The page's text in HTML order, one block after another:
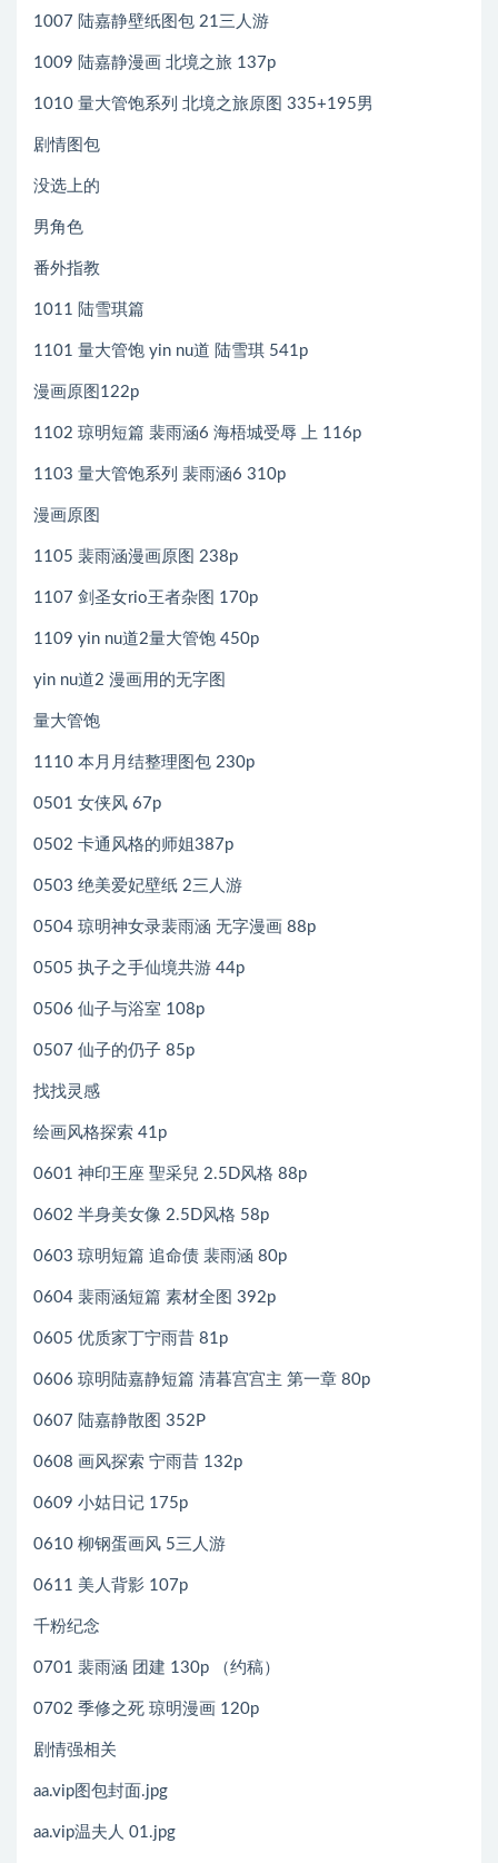
1007 陆嘉静壁纸图包 21三人游
1009 陆嘉静漫画 北境之旅 137p
1010 量大管饱系列 北境之旅原图 335+195男
剧情图包
没选上的
男角色
番外指教
1011 陆雪琪篇
1101 量大管饱 yin nu道 陆雪琪 541p
漫画原图122p
1102 琼明短篇 裴雨涵6 海梧城受辱 上 116p
1103 量大管饱系列 裴雨涵6 310p
漫画原图
1105 裴雨涵漫画原图 238p
1107 剑圣女rio王者杂图 170p
1109 yin nu道2量大管饱 450p
yin nu道2 漫画用的无字图
量大管饱
1110 本月月结整理图包 230p
0501 女侠风 67p
0502 卡通风格的师姐387p
0503 绝美爱妃壁纸 2三人游
0504 琼明神女录裴雨涵 无字漫画 88p
0505 执子之手仙境共游 44p
0506 仙子与浴室 108p
0507 仙子的仍子 85p
找找灵感
绘画风格探索 41p
0601 神印王座 聖采兒 2.5D风格 88p
0602 半身美女像 2.5D风格 58p
0603 琼明短篇 追命债 裴雨涵 80p
0604 裴雨涵短篇 素材全图 392p
0605 优质家丁宁雨昔 81p
0606 琼明陆嘉静短篇 清暮宫宫主 第一章 80p
0607 陆嘉静散图 352P
0608 画风探索 宁雨昔 132p
0609 小姑日记 175p
0610 柳钢蛋画风 5三人游
0611 美人背影 107p
千粉纪念
0701 裴雨涵 团建 130p （约稿）
0702 季修之死 琼明漫画 120p
剧情强相关
aa.vip图包封面.jpg
aa.vip温夫人 01.jpg